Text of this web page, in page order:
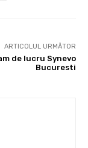
ARTICOLUL URMĂTOR
de lucru Synevo
Bucuresti